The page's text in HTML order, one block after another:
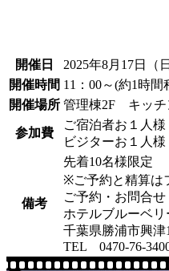
開催日
2025年8月17日（日
開催時間 11：00～(約1時
開催場所 管理棟2F キッ
参加費
ご宿泊者お１人
ビジターお１人
備考
先着10名様限定
※ご予約と精算は
ご予約・お問合せ
ホテルブルーベリ
千葉県勝浦市興津
TEL 0470-76-